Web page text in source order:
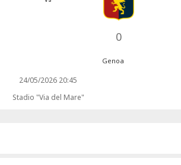
0
Genoa
24/05/2026 20:45
Stadio "Via del Mare"